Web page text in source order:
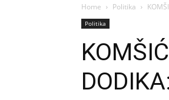
Home Politika
Politika